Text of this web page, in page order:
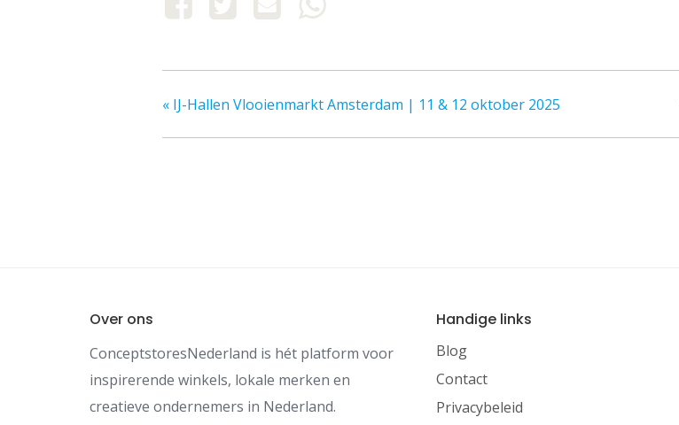
« IJ-Hallen Vlooienmarkt Amsterdam | 11 & 12 oktober 2025
Over ons
ConceptstoresNederland is hét platform voor
inspirerende winkels, lokale merken en
creatieve ondernemers in Nederland.
Handige links
Blog
Contact
Privacybeleid